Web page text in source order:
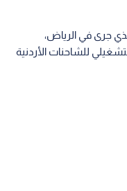
جرى في الرياض،
للشاحنات الأردنية